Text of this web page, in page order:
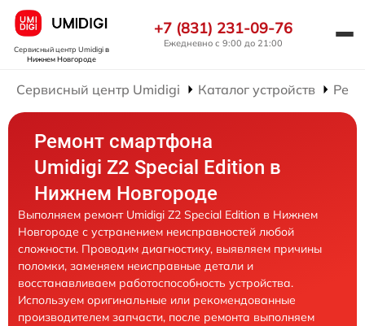
Сервисный центр Umidigiв
Нижнем Новгороде
+7 (831) 231-09-76
Ежедневно с 9:00 до 21:00
Сервисный центр Umidigi Каталог устройств
Ремонт смартфона
Umidigi Z2 Special Edition в
Нижнем Новгороде
Выполняем ремонт Umidigi Z2 Special Edition в Нижнем
Новгороде с устранением неисправностей любой
сложности. Проводим диагностику, выявляем причины
поломки, заменяем неисправные детали и
восстанавливаем работоспособность устройства.
Используем оригинальные или рекомендованные
производителем запчасти, после ремонта выполняем